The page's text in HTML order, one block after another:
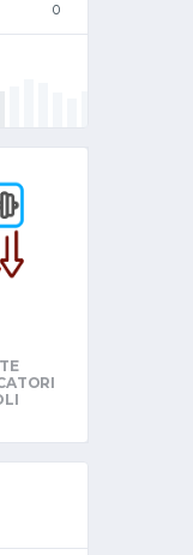
0